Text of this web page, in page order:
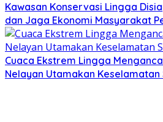
Kawasan Konservasi Lingga
dan Jaga Ekonomi Masyarakat
Cuaca Ekstrem Lingga
Nelayan Utamakan Keselamatan